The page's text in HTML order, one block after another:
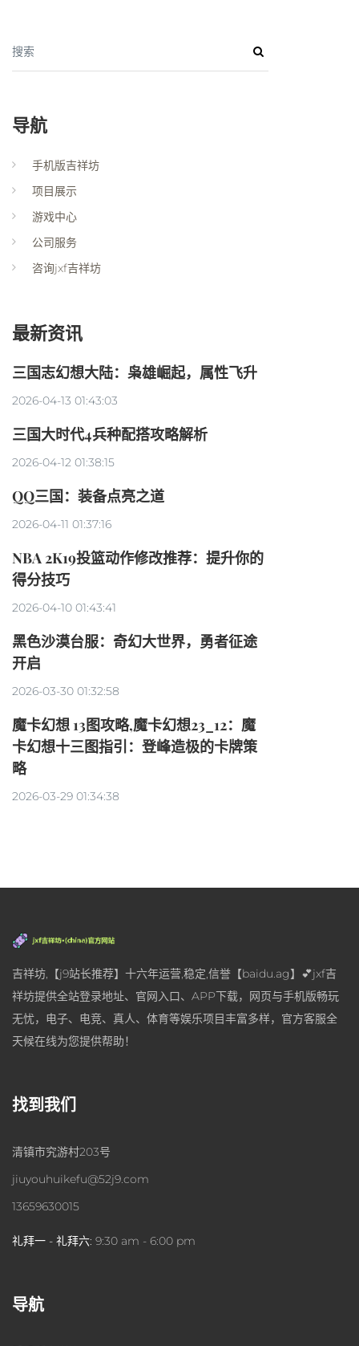
搜索
导航
手机版吉祥坊
项目展示
游戏中心
公司服务
咨询jxf吉祥坊
最新资讯
三国志幻想大陆：枭雄崛起，属性飞升
2026-04-13 01:43:03
三国大时代4兵种配搭攻略解析
2026-04-12 01:38:15
QQ三国：装备点亮之道
2026-04-11 01:37:16
NBA 2K19投篮动作修改推荐：提升你的
得分技巧
2026-04-10 01:43:41
黑色沙漠台服：奇幻大世界，勇者征途
开启
2026-03-30 01:32:58
魔卡幻想 13图攻略,魔卡幻想23_12：魔
卡幻想十三图指引：登峰造极的卡牌策
略
2026-03-29 01:34:38
吉祥坊,【j9站长推荐】十六年运营,稳定,信誉【baidu.ag】💕jxf吉
祥坊提供全站登录地址、官网入口、APP下载，网页与手机版畅玩
无忧，电子、电竞、真人、体育等娱乐项目丰富多样，官方客服全
天候在线为您提供帮助！
找到我们
清镇市究游村203号
jiuyouhuikefu@52j9.com
13659630015
礼拜一 - 礼拜六: 9:30 am - 6:00 pm
导航